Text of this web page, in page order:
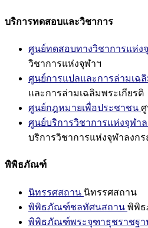
บริการทดสอบและวิชาการ
ศูนย์ทดสอบทางวิชาการแห่ง
วิชาการแห่งจุฬาฯ
ศูนย์การแปลและการล่ามเฉ
และการล่ามเฉลิมพระเกียรติ
ศูนย์กฎหมายเพื่อประชาชน
ศูนย์บริการวิชาการแห่งจุฬา
บริการวิชาการแห่งจุฬาลงก
พิพิธภัณฑ์
นิทรรศสถาน นิทรรศสถาน
พิพิธภัณฑ์ชลทัศนสถาน พิพิ
พิพิธภัณฑ์พระจุฑาธุชราชฐา